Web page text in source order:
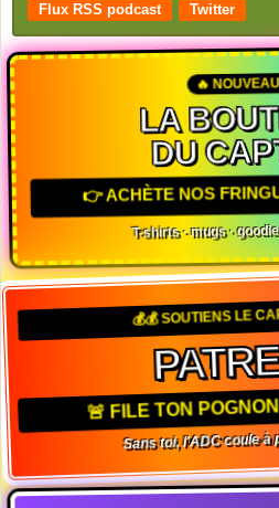
Flux RSS podcast Twitter
🔥
LA
DU
👉 ACHÈTE NOS
T-shirts · mugs ·
💰💰 SOUTIENS LE
🚨 FILE TON
Sans toi, l'ADC coule à